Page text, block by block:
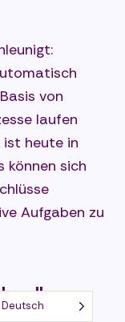
von
laufen
ist heute in
können sich
Aufgaben zu
Deutsch